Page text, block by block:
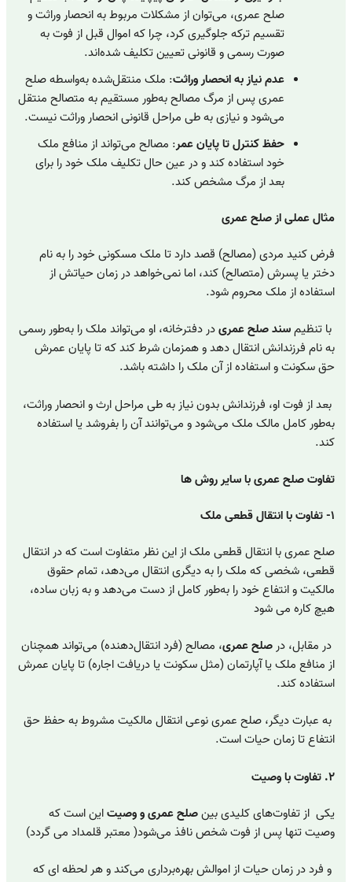
صلح عمری، می‌توان از مشکلات مربوط به انحصار وراثت و
تقسیم ترکه جلوگیری کرد، چرا که اموال قبل از فوت به
صورت رسمی و قانونی تعیین تکلیف شده‌اند.
عدم نیاز به انحصار وراثت: ملک منتقل‌شده به‌واسطه صلح
عمری پس از مرگ مصالح به‌طور مستقیم به متصالح منتقل
می‌شود و نیازی به طی مراحل قانونی انحصار وراثت نیست.
حفظ کنترل تا پایان عمر: مصالح می‌تواند از منافع ملک
خود استفاده کند و در عین حال تکلیف ملک خود را برای
بعد از مرگ مشخص کند.
مثال عملی از صلح عمری
فرض کنید مردی (مصالح) قصد دارد تا ملک مسکونی خود را به نام
دختر یا پسرش (متصالح) کند، اما نمی‌خواهد در زمان حیاتش از
استفاده از ملک محروم شود.
با تنظیمسند صلح عمریدر دفترخانه، او می‌تواند ملک را به‌طور رسمی
به نام فرزندانش انتقال دهد و همزمان شرط کند که تا پایان عمرش
حق سکونت و استفاده از آن ملک را داشته باشد.
بعد از فوت او، فرزندانش بدون نیاز به طی مراحل ارث و انحصار وراثت،
به‌طور کامل مالک ملک می‌شود و می‌توانند آن را بفروشد یا استفاده
کند.
تفاوت صلح عمری با سایر روش ها
۱- تفاوت با انتقال قطعی ملک
صلح عمری با انتقال قطعی ملک از این نظر متفاوت است که در انتقال
قطعی، شخصی که ملک را به دیگری انتقال می‌دهد، تمام حقوق
مالکیت و انتفاع خود را به‌طور کامل از دست می‌دهد و به زبان ساده،
هیچ کاره می شود
در مقابل، درصلح عمری، مصالح (فرد انتقال‌دهنده) می‌تواند همچنان
از منافع ملک یا آپارتمان (مثل سکونت یا دریافت اجاره) تا پایان عمرش
استفاده کند.
به عبارت دیگر، صلح عمری نوعی انتقال مالکیت مشروط به حفظ حق
انتفاع تا زمان حیات است.
۲. تفاوت با وصیت
یکی از تفاوت‌های کلیدی بینصلح عمری و وصیتاین است که
وصیت تنها پس از فوت شخص نافذ می‌شود( معتبر قلمداد می گردد)
و فرد در زمان حیات از اموالش بهره‌برداری می‌کند و هر لحظه ای که